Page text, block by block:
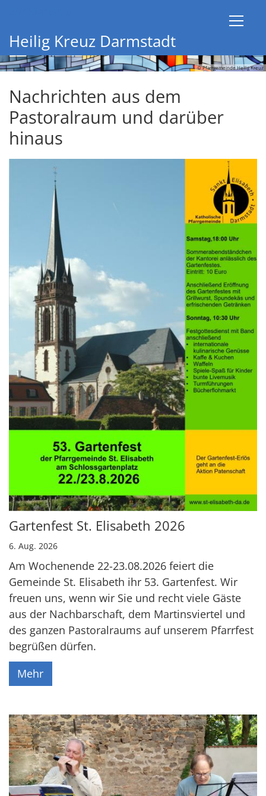
Heilig Kreuz Darmstadt
© Pfarrgemeinde Heilig Kreuz
Nachrichten aus dem
Pastoralraum und darüber
hinaus
Gartenfest St. Elisabeth 2026
6. Aug. 2026
Am Wochenende 22-23.08.2026 feiert die
Gemeinde St. Elisabeth ihr 53. Gartenfest. Wir
freuen uns, wenn wir Sie und recht viele Gäste
aus der Nachbarschaft, dem Martinsviertel und
des ganzen Pastoralraums auf unserem Pfarrfest
begrüßen dürfen.
Mehr